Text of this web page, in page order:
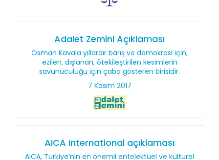
Adalet Zemini Açıklaması
Osman Kavala yıllardır barış ve demokrasi için,
ezilen, dışlanan, ötekileştirilen kesimlerin
savunuculuğu için çaba gösteren birisidir.
7 Kasım 2017
AICA International açıklaması
AICA, Türkiye’nin en önemli entelektüel ve kültürel